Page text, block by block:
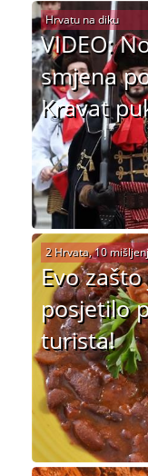
VIDEO:
smjena
Kravat
Hrvatu na diku
Evo
posjetilo
turista!
2 Hrvata, 10